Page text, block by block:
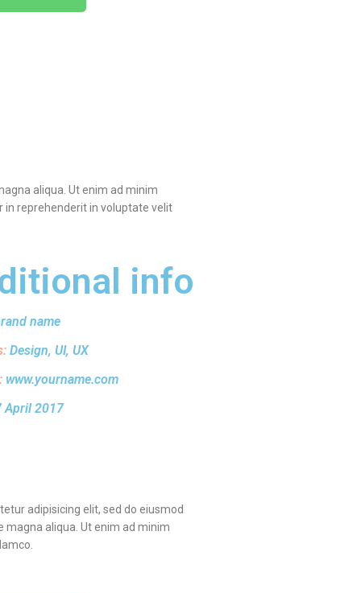
aliqua. Ut enim ad minim
in reprehenderit in voluptate velit
info
name
Design, UI, UX
www.yourname.com
April 2017
adipisicing elit, sed do eiusmod
aliqua. Ut enim ad minim